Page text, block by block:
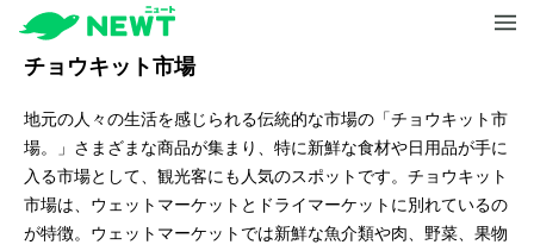
チョウキット市場
地元の人々の生活を感じられる伝統的な市場の「チョウキット市
場。」さまざまな商品が集まり、特に新鮮な食材や日用品が手に
入る市場として、観光客にも人気のスポットです。チョウキット
市場は、ウェットマーケットとドライマーケットに別れているの
が特徴。ウェットマーケットでは新鮮な魚介類や肉、野菜、果物